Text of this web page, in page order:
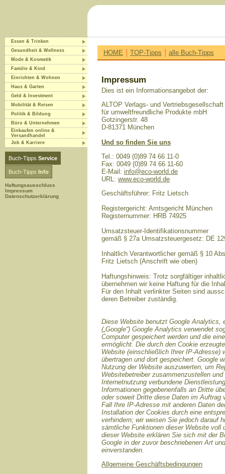
Essen & Trinken
Gesundheit & Wellness
Mode & Kosmetik
Familie & Kind
Einrichten & Wohnen
Haus & Garten
Geld & Investment
Mobilität & Reisen
Politik & Bildung
Büro & Unternehmen
Einkaufen online &
Versandhandel
Job & Karriere
Buch-Tipps Service
Buch-Tipps Info
Haftungsausschluss
Impressum
Datenschutzerklärung
HOME | TOP-Tipps | alle Buch-Tipps
Impressum
Dies ist ein Informationsangebot der:
ALTOP Verlags- und Vertriebsgesellschaft
für umweltfreundliche Produkte mbH
Gotzingerstr. 48
D-81371 München
Und so finden Sie uns
Tel.: 0049 (0)89 74 66 11-0
Fax: 0049 (0)89 74 66 11-60
E-Mail: info@eco-world.de
URL: www.eco-world.de
Geschäftsführer: Fritz Lietsch
Registergericht: Amtsgericht München
Registernummer: HRB 74925
Umsatzsteuer-Identifikationsnummer
gemäß § 27a Umsatzsteuergesetz: DE
Inhaltlich Verantwortlicher gemäß § 10
Fritz Lietsch (Anschrift wie oben)
Haftungshinweis: Trotz sorgfältiger
übernehmen wir keine Haftung für die
Für den Inhalt verlinkter Seiten sind
deren Betreiber zuständig.
Diese Website benutzt Google Analytics,
(„Google“) Google Analytics verwendet
Computer gespeichert werden und die
ermöglicht. Die durch den Cookie
Website (einschließlich Ihrer IP-Adresse)
übertragen und dort gespeichert. Google
Nutzung der Website auszuwerten, um
Websitebetreiber zusammenzustellen
Internetnutzung verbundene
Informationen gegebenenfalls an Dritte
oder soweit Dritte diese Daten im Auftrag
Fall Ihre IP-Adresse mit anderen Daten
Installation der Cookies durch eine
verhindern; wir weisen Sie jedoch darauf
sämtliche Funktionen dieser Website voll
dieser Website erklären Sie sich mit der
Google in der zuvor beschriebenen Art
einverstanden.
Allgemeine Geschäftsbedingungen